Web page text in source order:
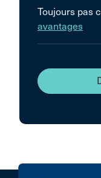
Toujours pas
avantages